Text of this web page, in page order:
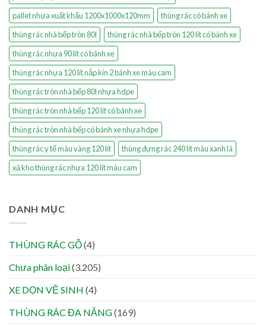
pallet nhựa xuất khẩu 1200x1000x120mm
thùng rác có bánh xe
thùng rác nhà bếp tròn 80l
thùng rác nhà bếp tròn 120 lít có bánh xe
thùng rác nhựa 90 lít có bánh xe
thùng rác nhựa 120 lít nắp kín 2 bánh xe màu cam
thùng rác tròn nhà bếp 80l nhựa hdpe
thùng rác tròn nhà bếp 120 lít có bánh xe
thùng rác tròn nhà bếp có bánh xe nhựa hdpe
thùng rác y tế màu vàng 120 lít
thùng đựng rác 240 lít màu xanh lá
xả kho thùng rác nhựa 120 lít màu cam
DANH MỤC
THÙNG RÁC GỖ(4)
Chưa phân loại(3.205)
XE DỌN VỆ SINH (4)
THÙNG RÁC ĐA NĂNG(169)